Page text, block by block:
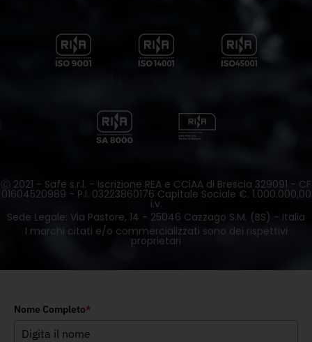
Ⓒ 2021 - Safe s.r.l. - Iscrizione REA e CCiAA di Brescia 329091 - CF
01604520989 - P.I. 03223860176 Capitale Sociale €. 1.000.000,00
i.v.
Sede Legale: Via Pastore, 14 - 25046 Cazzago S.M. (BS) - Italia
I marchi citati e/o commercializzati sono dei rispettivi
proprietari
Nome Completo*